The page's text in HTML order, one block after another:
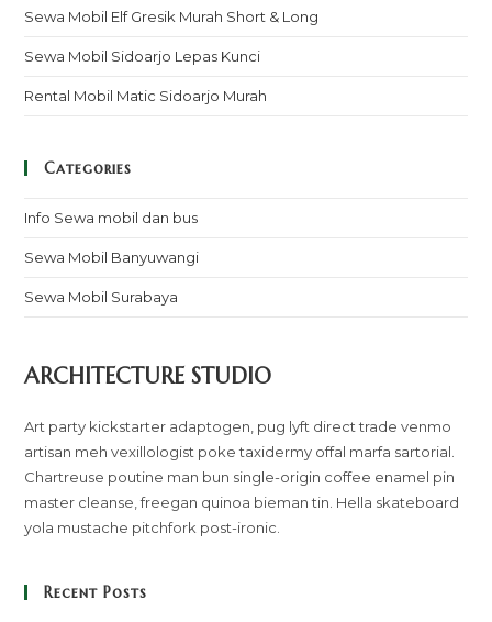
Sewa Mobil Elf Gresik Murah Short & Long
Sewa Mobil Sidoarjo Lepas Kunci
Rental Mobil Matic Sidoarjo Murah
Categories
Info Sewa mobil dan bus
Sewa Mobil Banyuwangi
Sewa Mobil Surabaya
ARCHITECTURE STUDIO
Art party kickstarter adaptogen, pug lyft direct trade venmo
artisan meh vexillologist poke taxidermy offal marfa sartorial.
Chartreuse poutine man bun single-origin coffee enamel pin
master cleanse, freegan quinoa bieman tin. Hella skateboard
yola mustache pitchfork post-ironic.
Recent Posts